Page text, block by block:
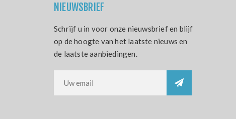
NIEUWSBRIEF
Schrijf u in voor onze nieuwsbrief en blijf
op de hoogte van het laatste nieuws en
de laatste aanbiedingen.